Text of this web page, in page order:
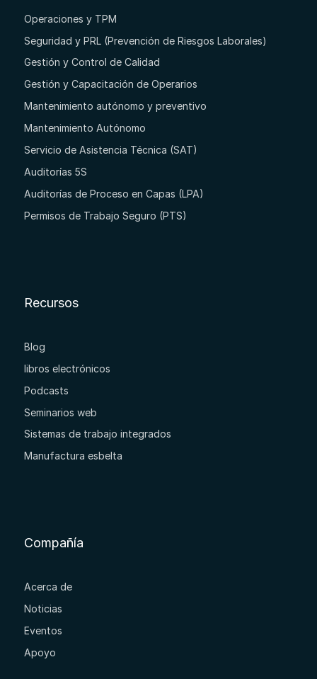
Operaciones y TPM
Seguridad y PRL (Prevención de Riesgos Laborales)
Gestión y Control de Calidad
Gestión y Capacitación de Operarios
Mantenimiento autónomo y preventivo
Mantenimiento Autónomo
Servicio de Asistencia Técnica (SAT)
Auditorías 5S
Auditorías de Proceso en Capas (LPA)
Permisos de Trabajo Seguro (PTS)
Recursos
Blog
libros electrónicos
Podcasts
Seminarios web
Sistemas de trabajo integrados
Manufactura esbelta
Compañía
Acerca de
Noticias
Eventos
Apoyo